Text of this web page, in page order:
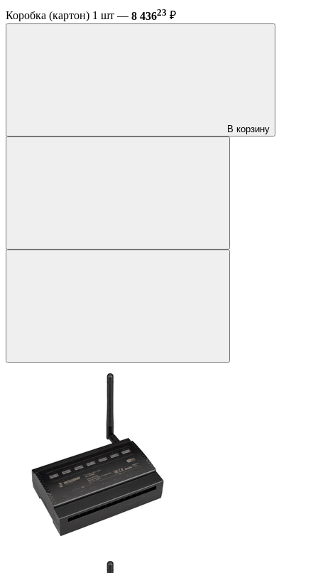
Коробка (картон) 1 шт — 8 43623 ₽
В корзину